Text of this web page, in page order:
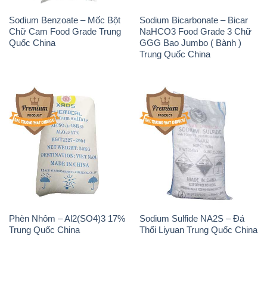
Sodium Benzoate – Mốc Bột
Chữ Cam Food Grade Trung
Quốc China
Sodium Bicarbonate – Bicar
NaHCO3 Food Grade 3 Chữ
GGG Bao Jumbo ( Bành )
Trung Quốc China
Phèn Nhôm – Al2(SO4)3 17%
Trung Quốc China
Sodium Sulfide NA2S – Đá
Thối Liyuan Trung Quốc China